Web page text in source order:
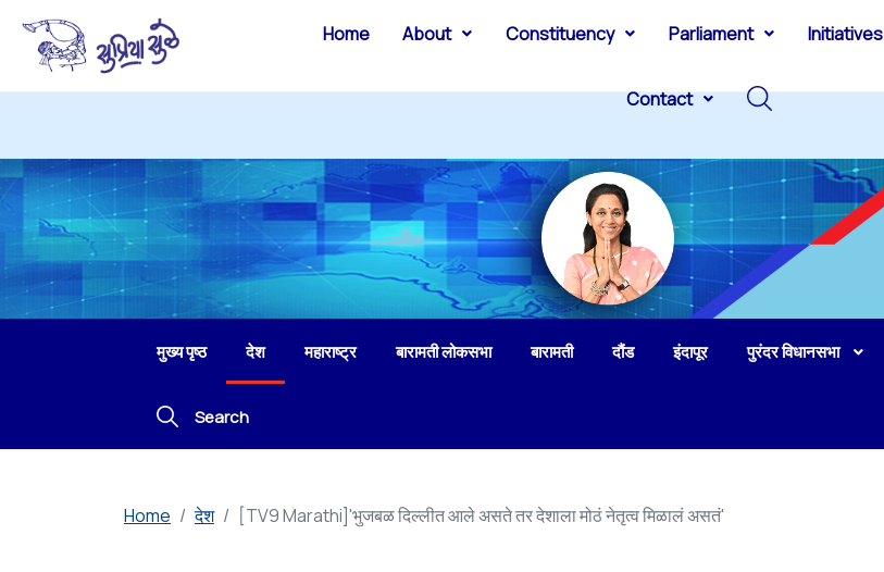
Home About Constituency Parliament Initiatives
Contact
मुख्य पृष्ठ देश महाराष्ट्र बारामती लोकसभा बारामती दौंड इंदापूर पुरंदर विधानसभा
Search
Home देश [TV9 Marathi]'भुजबळ दिल्लीत आले असते तर देशाला मोठं नेतृत्व मिळालं असतं'